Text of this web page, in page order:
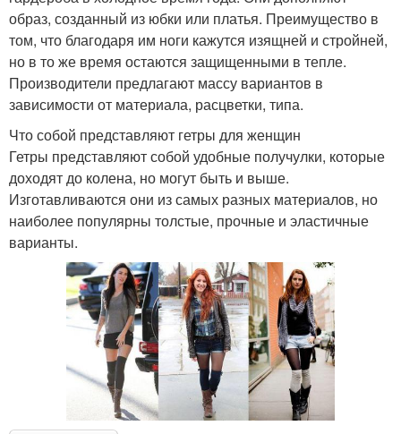
образ, созданный из юбки или платья. Преимущество в
том, что благодаря им ноги кажутся изящней и стройней,
но в то же время остаются защищенными в тепле.
Производители предлагают массу вариантов в
зависимости от материала, расцветки, типа.
Что собой представляют гетры для женщин
Гетры представляют собой удобные получулки, которые
доходят до колена, но могут быть и выше.
Изготавливаются они из самых разных материалов, но
наиболее популярны толстые, прочные и эластичные
варианты.